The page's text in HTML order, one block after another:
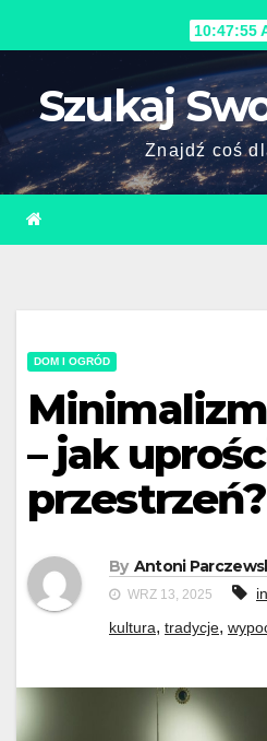
to
10:47:57
Szukaj
Znajdź coś
DOM I OGRÓD
– jak
przestrzeń?
By Antoni
WRZ 13, 2025
kultura, tradycje,